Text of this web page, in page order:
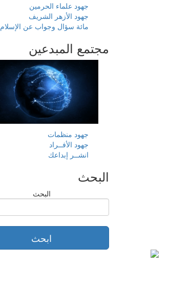
جهود علماء الحرمين
جهود الأزهر الشريف
مائة سؤال وجواب عن الإسلام
مجتمع المبدعين
جهود منظمات
جهود الأفــراد
انشــر إبداعك
البحث
البحث